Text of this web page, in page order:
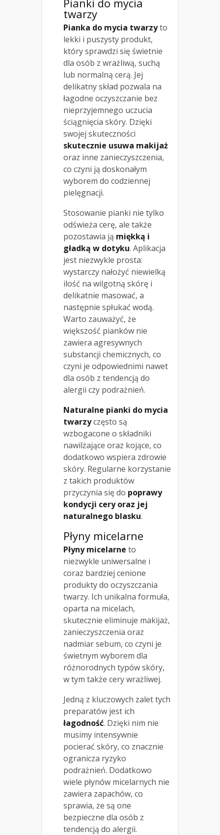
twarzy
Pianka do mycia twarzyto
lekki i puszysty produkt,
który sprawdzi się świetnie
dla osób z wrażliwą, suchą
lub normalną cerą. Jej
delikatny skład pozwala na
łagodne oczyszczanie bez
nieprzyjemnego uczucia
ściągnięcia skóry. Dzięki
swojej skuteczności
skutecznie usuwa makijaż
oraz inne zanieczyszczenia,
co czyni ją doskonałym
wyborem do codziennej
pielęgnacji.
Stosowanie pianki nie tylko
odświeża cerę, ale także
pozostawia ją miękką i
gładką w dotyku. Aplikacja
jest niezwykle prosta:
wystarczy nałożyć niewielką
ilość na wilgotną skórę i
delikatnie masować, a
następnie spłukać wodą.
Warto zauważyć, że
większość pianków nie
zawiera agresywnych
substancji chemicznych, co
czyni je odpowiednimi nawet
dla osób z tendencją do
alergii czy podrażnień.
Naturalne pianki do mycia
twarzyczęsto są
wzbogacone o składniki
nawilżające oraz kojące, co
dodatkowo wspiera zdrowie
skóry. Regularne korzystanie
z takich produktów
przyczynia się do poprawy
kondycji cery oraz jej
naturalnego blasku.
Płyny micelarne
Płyny micelarne to
niezwykle uniwersalne i
coraz bardziej cenione
produkty do oczyszczania
twarzy. Ich unikalna formuła,
oparta na micelach,
skutecznie eliminuje makijaż,
zanieczyszczenia oraz
nadmiar sebum, co czyni je
świetnym wyborem dla
różnorodnych typów skóry,
w tym także cery wrażliwej.
Jedną z kluczowych zalet tych
preparatów jest ich
łagodność. Dzięki nim nie
musimy intensywnie
pocierać skóry, co znacznie
ogranicza ryzyko
podrażnień. Dodatkowo
wiele płynów micelarnych nie
zawiera zapachów, co
sprawia, że są one
bezpieczne dla osób z
tendencją do alergii.